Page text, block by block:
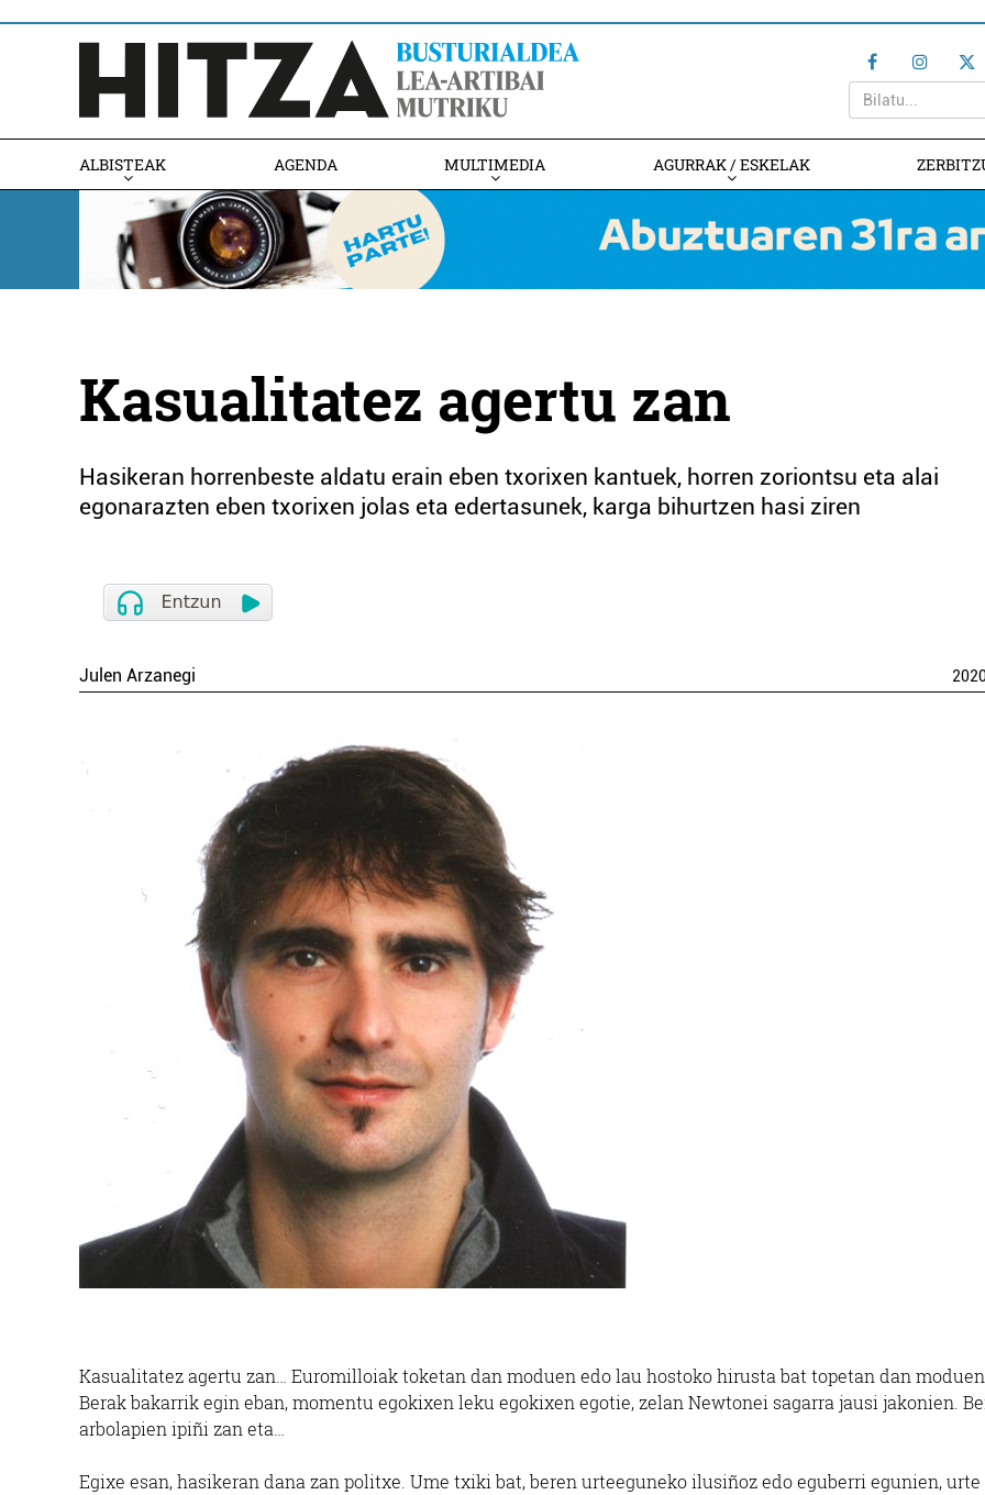
ALBISTEAK AGENDA MULTIMEDIA AGURRAK / ESKELAK
Kasualitatez agertu zan
Hasikeran horrenbeste aldatu erain eben txorixen kantuek, horren zoriontsu eta alai
egonarazten eben txorixen jolas eta edertasunek, karga bihurtzen hasi ziren
Julen Arzanegi
Kasualitatez agertu zan… Euromilloiak toketan dan moduen edo lau hostoko hirusta bat topetan dan
Berak bakarrik egin eban, momentu egokixen leku egokixen egotie, zelan Newtonei sagarra jausi jakonien.
arbolapien ipiñi zan eta…
Egixe esan, hasikeran dana zan politxe. Ume txiki bat, beren urteeguneko ilusiñoz edo eguberri egunien, urte